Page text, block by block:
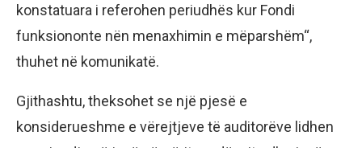
konstatuara i referohen periudhës kur Fondi
funksiononte nën menaxhimin e mëparshëm“,
thuhet në komunikatë.
Gjithashtu, theksohet se një pjesë e
konsiderueshme e vërejtjeve të auditorëve lidhen